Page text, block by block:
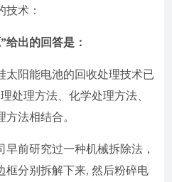
术：
给出的回答是：
太阳能电池的回收处理技术已
处理方法、化学处理方法、
法相结合。
前研究过一种机械拆除法，
框分别拆解下来, 然后粉碎电